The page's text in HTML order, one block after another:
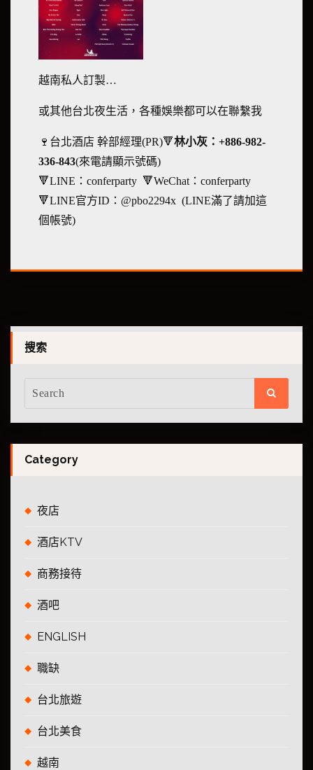
越南私人訂製…
或其他台北夜生活，各種娛樂都可以在聯繫我
🍷台北酒店 幹部經理(PR)🔻林小灰：+886-982-
336-843(來電請顯示號碼)
🔻LINE：conferparty 🔻WeChat：conferparty
🔻LINE官方ID：@pbo2294x (LINE滿了請加這
個帳號)
搜索
Category
夜店
酒店KTV
商務接待
酒吧
ENGLISH
職缺
台北旅遊
台北美食
越南